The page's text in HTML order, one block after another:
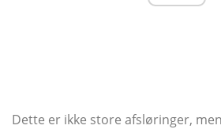
Dette er ikke store afsløringer, men